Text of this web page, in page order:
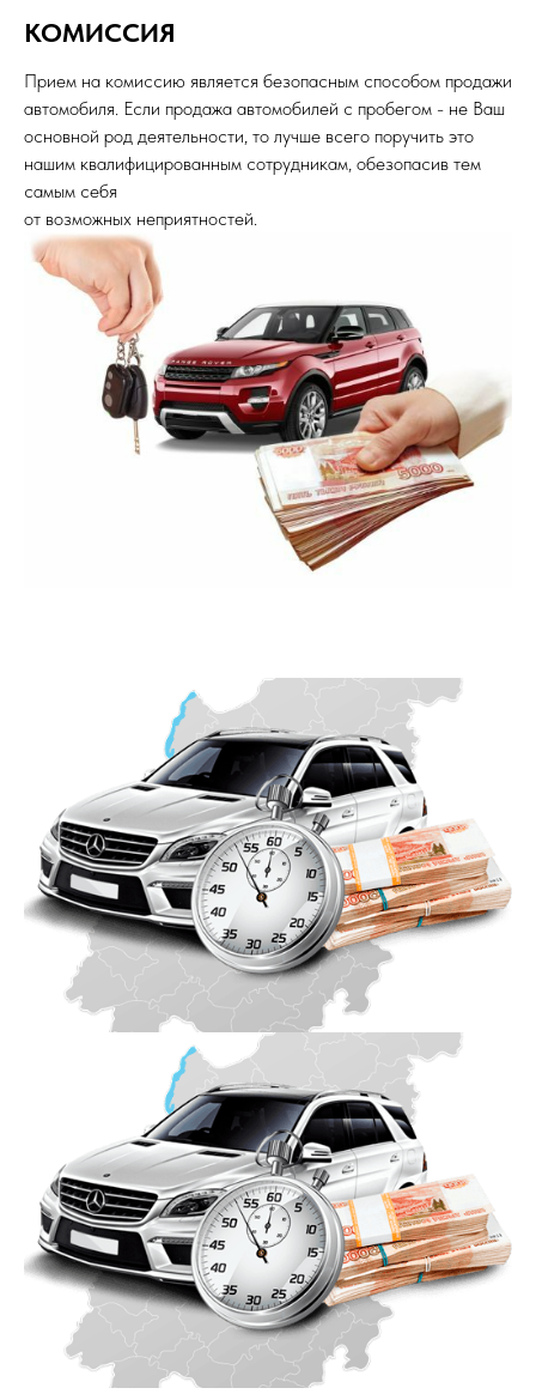
КОМИССИЯ
Прием на комиссию является безопасным способом продажи
автомобиля. Если продажа автомобилей с пробегом - не Ваш
основной род деятельности, то лучше всего поручить это
нашим квалифицированным сотрудникам, обезопасив тем
самым себя
от возможных неприятностей.
СЕРВИСНОЕ ОБСЛУЖИВАНИЕ
АВТОМОБИЛЕЙ В СУРГУТЕ
Мультисервис Сибкар - это высокий уровень ремонта
автомобилей из Кореи, Японии и Китая, по цене ниже, чем в
официальных сервисах.